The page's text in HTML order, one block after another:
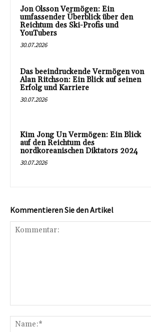
Jon Olsson Vermögen: Ein
umfassender Überblick über den
Reichtum des Ski-Profis und
YouTubers
30.07.2026
Das beeindruckende Vermögen von
Alan Ritchson: Ein Blick auf seinen
Erfolg und Karriere
30.07.2026
Kim Jong Un Vermögen: Ein Blick
auf den Reichtum des
nordkoreanischen Diktators 2024
30.07.2026
Kommentieren Sie den Artikel